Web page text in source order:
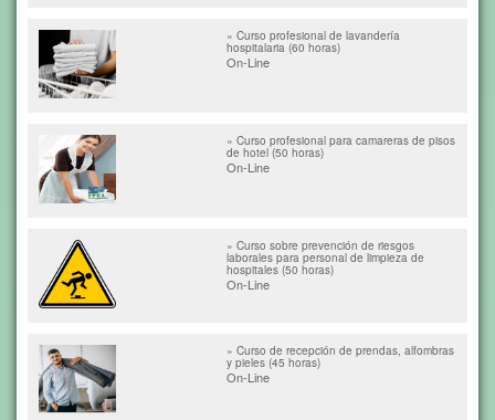
» Curso profesional de lavandería
hospitalaria (60 horas)
On-Line
» Curso profesional para camareras de pisos
de hotel (50 horas)
On-Line
» Curso sobre prevención de riesgos
laborales para personal de limpieza de
hospitales (50 horas)
On-Line
» Curso de recepción de prendas, alfombras
y pieles (45 horas)
On-Line